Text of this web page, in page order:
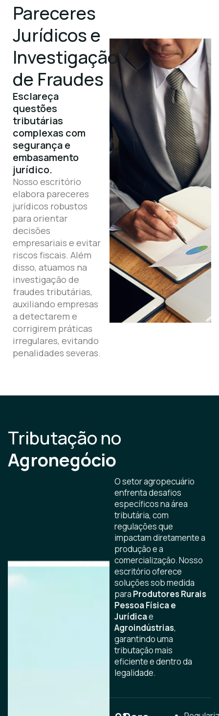
Pareceres
Jurídicos e
Investigação
de Fraudes
Esclareça
questões
tributárias
complexas com
segurança e
embasamento
jurídico.
Nosso escritório
elabora pareceres
jurídicos robustos
para orientar
decisões
empresariais e evitar
riscos fiscais. Além
disso, atuamos na
investigação de
fraudes tributárias,
auxiliando empresas
a detectarem e
corrigirem práticas
irregulares, evitando
penalidades severas.
Tributação no
Agronegócio
O setor agropecuário
enfrenta desafios
específicos na área
tributária, com
regulações que
impactam diretamente a
produção e a
comercialização. Nosso
escritório oferece
soluções sob medida
para Produtores Rurais
Pessoa Física e
Jurídicae
Agroindústrias,
garantindo uma
tributação mais
eficiente e dentro da
legalidade.